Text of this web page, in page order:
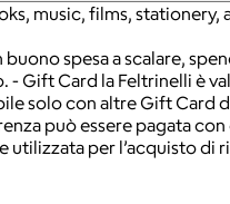
music, films,
buono spesa a scalare,
Gift Card la Feltrinelli è
solo con altre Gift
può essere pagata
utilizzata per l’acquisto